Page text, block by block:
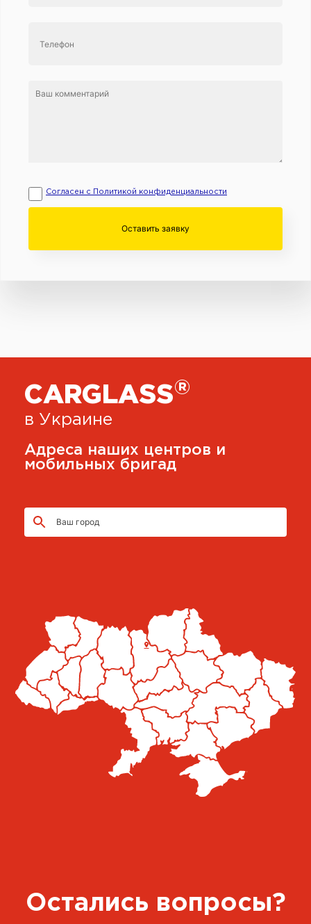
Согласен с Политикой конфиденциальности
CARGLASS®
в Украине
Адреса наших центров и
мобильных бригад
Ваш город
+38 050 851 92 20
Пн-Пт 09:00-16:00
Маршрут Google Map Подробнее
CARGLASS® Собственная
CARGLASS® Партнер
Остались вопросы?